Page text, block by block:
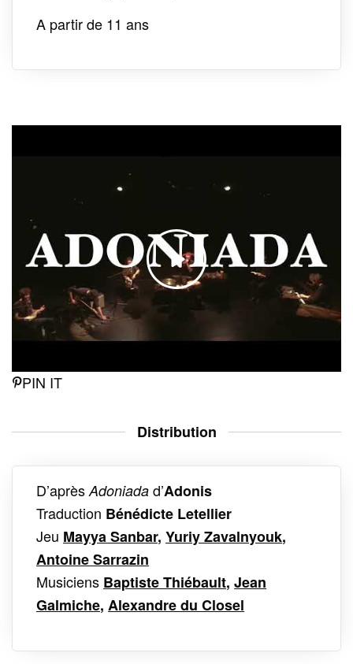
A partir de 11 ans
PIN IT
Distribution
D’aprèsAdoniada d’Adonis
Traduction Bénédicte Letellier
Jeu Mayya Sanbar,Yuriy Zavalnyouk,
Antoine Sarrazin
Musiciens Baptiste Thiébault,Jean
Galmiche,Alexandre du Closel